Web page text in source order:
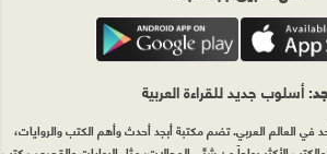
: أسلوب جديد للقراءة العربية
في العالم العربي. تضم مكتبة أبجد أحدث وأهم الكتب والروايات،